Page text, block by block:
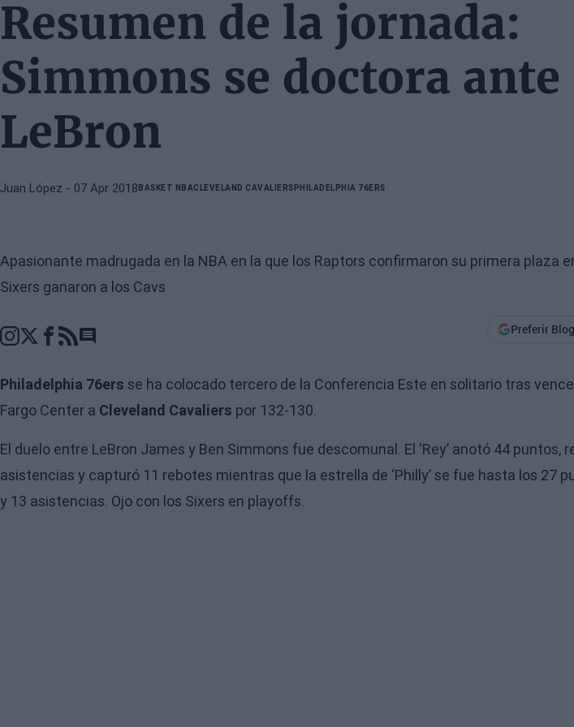
Resumen de la jornada:
Simmons se doctora ante
LeBron
Juan López - 07 Apr 2018BASKET NBACLEVELAND CAVALIERSPHILADELPHIA 76ERS
Apasionante madrugada en la NBA en la que los Raptors confirmaron su primera plaza
Sixers ganaron a los Cavs
Go to comments section
Preferir
Philadelphia 76ers se ha colocado tercero de la Conferencia Este en solitario tras
Fargo Center a Cleveland Cavaliers por 132-130.
El duelo entre LeBron James y Ben Simmons fue descomunal. El 'Rey’ anotó 44 puntos,
asistencias y capturó 11 rebotes mientras que la estrella de ‘Philly’ se fue hasta los 27
y 13 asistencias. Ojo con los Sixers en playoffs.